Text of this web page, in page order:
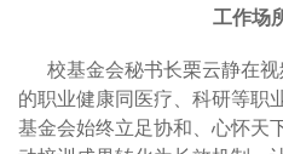
工作场
校基金会秘书长栗云静在视
的职业健康同医疗、科研等职
基金会始终立足协和、心怀天